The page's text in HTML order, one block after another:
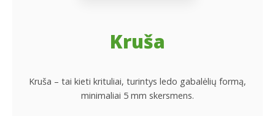
Kruša
Kruša – tai kieti krituliai, turintys ledo gabalėlių formą,
minimaliai 5 mm skersmens.